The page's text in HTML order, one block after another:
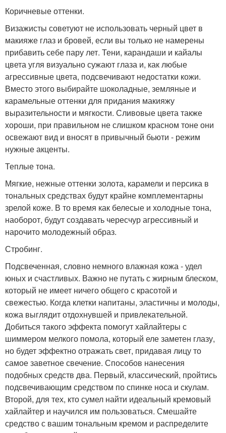
Коричневые оттенки.
Визажисты советуют не использовать черный цвет в
макияже глаз и бровей, если вы только не намерены
прибавить себе пару лет. Тени, карандаши и кайалы
цвета угля визуально сужают глаза и, как любые
агрессивные цвета, подсвечивают недостатки кожи.
Вместо этого выбирайте шоколадные, земляные и
карамельные оттенки для придания макияжу
выразительности и мягкости. Сливовые цвета также
хороши, при правильном не слишком красном тоне они
освежают вид и вносят в привычный бьюти - режим
нужные акценты.
Теплые тона.
Мягкие, нежные оттенки золота, карамели и персика в
тональных средствах будут крайне комплементарны
зрелой коже. В то время как белесые и холодные тона,
наоборот, будут создавать чересчур агрессивный и
нарочито молодежный образ.
Стробинг.
Подсвеченная, словно немного влажная кожа - удел
юных и счастливых. Важно не путать с жирным блеском,
который не имеет ничего общего с красотой и
свежестью. Когда клетки напитаны, эластичны и молоды,
кожа выглядит отдохнувшей и привлекательной.
Добиться такого эффекта помогут хайлайтеры с
шиммером мелкого помола, который еле заметен глазу,
но будет эффектно отражать свет, придавая лицу то
самое заветное свечение. Способов нанесения
подобных средств два. Первый, классический, пройтись
подсвечивающим средством по спинке носа и скулам.
Второй, для тех, кто сумел найти идеальный кремовый
хайлайтер и научился им пользоваться. Смешайте
средство с вашим тональным кремом и распределите